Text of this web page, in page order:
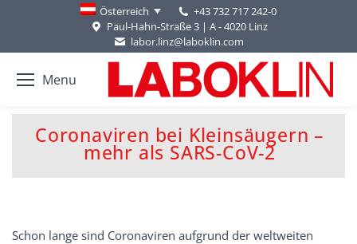
Österreich
+43 732 717 242-0
Paul-Hahn-Straße 3 | A - 4020 Linz
labor.linz@laboklin.com
Menu
Coronaviren bei Kleinsäugern –
mehr als SARS-CoV-2
You are here:
Schon lange sind Coronaviren aufgrund der weltweiten